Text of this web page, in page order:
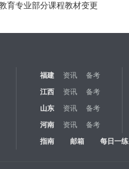
育专业部分课程教材变更
福建 资讯 备考
江西 资讯 备考
山东 资讯 备考
河南 资讯 备考
指南 邮箱 每日一练